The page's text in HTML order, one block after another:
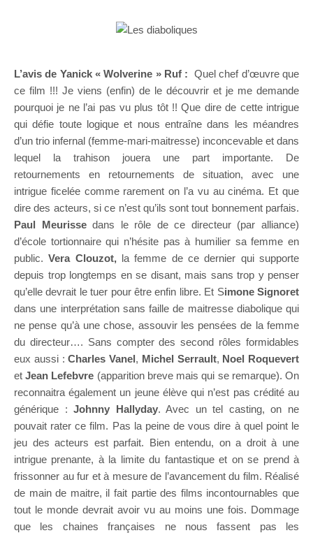
L’avis de Yanick « Wolverine » Ruf : Quel chef d’œuvre que
ce film !!! Je viens (enfin) de le découvrir et je me demande
pourquoi je ne l’ai pas vu plus tôt !! Que dire de cette intrigue
qui défie toute logique et nous entraîne dans les méandres
d’un trio infernal (femme-mari-maitresse) inconcevable et dans
lequel la trahison jouera une part importante. De
retournements en retournements de situation, avec une
intrigue ficelée comme rarement on l’a vu au cinéma. Et que
dire des acteurs, si ce n’est qu’ils sont tout bonnement parfais.
Paul Meurissedans le rôle de ce directeur (par alliance)
d’école tortionnaire qui n’hésite pas à humilier sa femme en
public.Vera Clouzot,la femme de ce dernier qui supporte
depuis trop longtemps en se disant, mais sans trop y penser
qu’elle devrait le tuer pour être enfin libre. Et Simone Signoret
dans une interprétation sans faille de maitresse diabolique qui
ne pense qu’à une chose, assouvir les pensées de la femme
du directeur…. Sans compter des second rôles formidables
eux aussi :Charles Vanel, Michel Serrault, Noel Roquevert
etJean Lefebvre (apparition breve mais qui se remarque). On
reconnaitra également un jeune élève qui n’est pas crédité au
générique :Johnny Hallyday. Avec un tel casting, on ne
pouvait rater ce film. Pas la peine de vous dire à quel point le
jeu des acteurs est parfait. Bien entendu, on a droit à une
intrigue prenante, à la limite du fantastique et on se prend à
frissonner au fur et à mesure de l’avancement du film. Réalisé
de main de maitre, il fait partie des films incontournables que
tout le monde devrait avoir vu au moins une fois. Dommage
que les chaines françaises ne nous fassent pas les